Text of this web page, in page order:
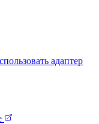
адаптер